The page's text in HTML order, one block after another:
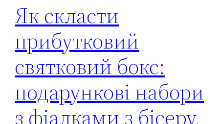
Як скласти
прибутковий
святковий бокс:
подарункові набори
з фіалками з бісеру,